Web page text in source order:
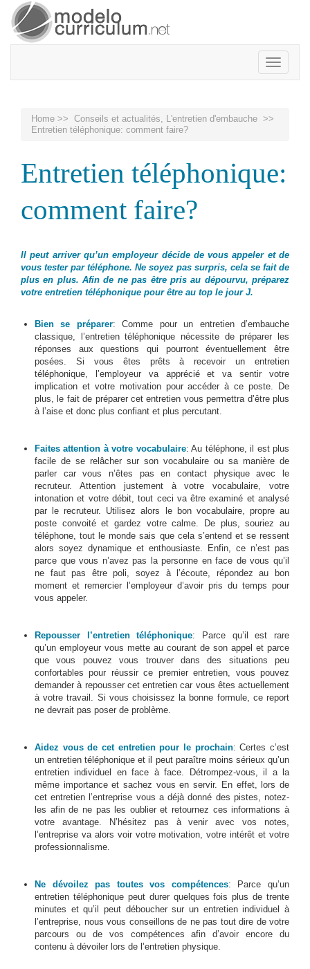
Toggle
Home >> Conseils et actualités, L'entretien d'embauche >>
Entretien téléphonique: comment faire?
Entretien téléphonique:
comment faire?
Il peut arriver qu’un employeur décide de vous appeler et de
vous tester par téléphone. Ne soyez pas surpris, cela se fait de
plus en plus. Afin de ne pas être pris au dépourvu, préparez
votre entretien téléphonique pour être au top le jour J.
Bien se préparer: Comme pour un entretien d’embauche
classique, l’entretien téléphonique nécessite de préparer les
réponses aux questions qui pourront éventuellement être
posées. Si vous êtes prêts à recevoir un entretien
téléphonique, l’employeur va apprécié et va sentir votre
implication et votre motivation pour accéder à ce poste. De
plus, le fait de préparer cet entretien vous permettra d’être plus
à l’aise et donc plus confiant et plus percutant.
Faites attention à votre vocabulaire: Au téléphone, il est plus
facile de se relâcher sur son vocabulaire ou sa manière de
parler car vous n’êtes pas en contact physique avec le
recruteur. Attention justement à votre vocabulaire, votre
intonation et votre débit, tout ceci va être examiné et analysé
par le recruteur. Utilisez alors le bon vocabulaire, propre au
poste convoité et gardez votre calme. De plus, souriez au
téléphone, tout le monde sais que cela s’entend et se ressent
alors soyez dynamique et enthousiaste. Enfin, ce n’est pas
parce que vous n’avez pas la personne en face de vous qu’il
ne faut pas être poli, soyez à l’écoute, répondez au bon
moment et remercier l’employeur d’avoir pris du temps pour
vous appeler.
Repousser l’entretien téléphonique: Parce qu’il est rare
qu’un employeur vous mette au courant de son appel et parce
que vous pouvez vous trouver dans des situations peu
confortables pour réussir ce premier entretien, vous pouvez
demander à repousser cet entretien car vous êtes actuellement
à votre travail. Si vous choisissez la bonne formule, ce report
ne devrait pas poser de problème.
Aidez vous de cet entretien pour le prochain: Certes c’est
un entretien téléphonique et il peut paraître moins sérieux qu’un
entretien individuel en face à face. Détrompez-vous, il a la
même importance et sachez vous en servir. En effet, lors de
cet entretien l’entreprise vous a déjà donné des pistes, notez-
les afin de ne pas les oublier et retournez ces informations à
votre avantage. N’hésitez pas à venir avec vos notes,
l’entreprise va alors voir votre motivation, votre intérêt et votre
professionnalisme.
Ne dévoilez pas toutes vos compétences: Parce qu’un
entretien téléphonique peut durer quelques fois plus de trente
minutes et qu’il peut déboucher sur un entretien individuel à
l’entreprise, nous vous conseillons de ne pas tout dire de votre
parcours ou de vos compétences afin d’avoir encore du
contenu à dévoiler lors de l’entretien physique.